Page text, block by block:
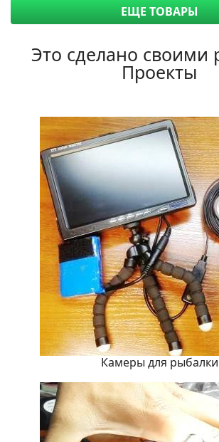
ЕЩЕ ТОВАРЫ
Это сделано своими
Проекты
Камеры для рыбалки